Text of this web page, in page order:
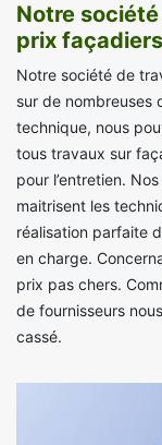
Notre
prix
Notre société de
sur de nombreuses
technique, nous
tous travaux sur
pour l’entretien.
maitrisent les
réalisation parfaite
en charge.
prix pas chers.
de fournisseurs
cassé.